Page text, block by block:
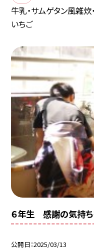
牛乳・サムゲタン風雑炊
いちご
６年生 感謝の気持
公開日 2025/03/13